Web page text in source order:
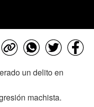
un delito en
machista.